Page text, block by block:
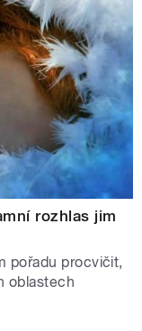
rozhlas jim
pořadu procvičit,
oblastech